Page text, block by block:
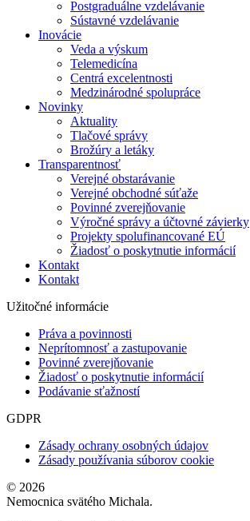
Postgraduálne vzdelávanie
Sústavné vzdelávanie
Inovácie
Veda a výskum
Telemedicína
Centrá excelentnosti
Medzinárodné spolupráce
Novinky
Aktuality
Tlačové správy
Brožúry a letáky
Transparentnosť
Verejné obstarávanie
Verejné obchodné súťaže
Povinné zverejňovanie
Výročné správy a účtovné závierky
Projekty spolufinancované EÚ
Žiadosť o poskytnutie informácií
Kontakt
Kontakt
Užitočné informácie
Práva a povinnosti
Neprítomnosť a zastupovanie
Povinné zverejňovanie
Žiadosť o poskytnutie informácií
Podávanie sťažností
GDPR
Zásady ochrany osobných údajov
Zásady používania súborov cookie
© 2026
Nemocnica svätého Michala.